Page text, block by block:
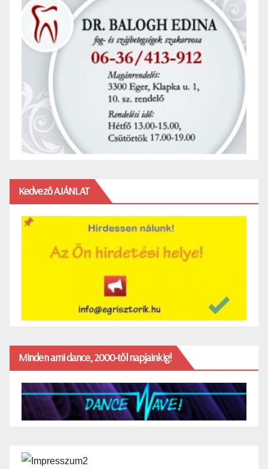
Kedvező AJÁNLAT
Minden ami dance, 2000-től napjainkig!